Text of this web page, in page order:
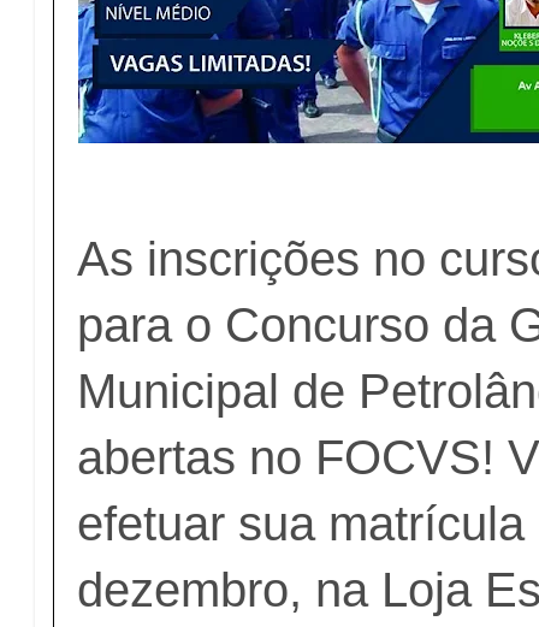
As inscrições no
para o Concurso da
Municipal de
abertas no FOCVS!
efetuar sua
dezembro, na Loja